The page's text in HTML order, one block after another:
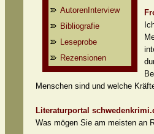
AutorenInterview
Bibliografie
Leseprobe
Rezensionen
Menschen sind und welche
Literaturportal
Was mögen Sie am meisten an